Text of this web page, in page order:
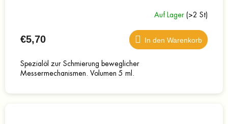
Auf Lager (>2 St)
€5,70 In den Warenkorb
Spezialöl zur Schmierung beweglicher
Messermechanismen. Volumen 5 ml.